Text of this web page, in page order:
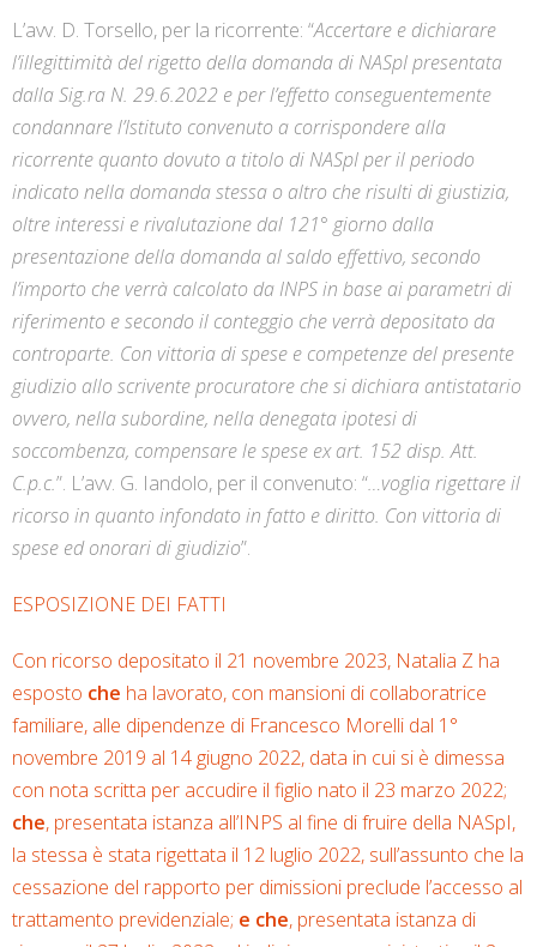
L’avv. D. Torsello, per la ricorrente: “Accertare e dichiarare
l’illegittimità del rigetto della domanda di NASpI presentata
dalla Sig.ra N. 29.6.2022 e per l’effetto conseguentemente
condannare l’Istituto convenuto a corrispondere alla
ricorrente quanto dovuto a titolo di NASpI per il periodo
indicato nella domanda stessa o altro che risulti di giustizia,
oltre interessi e rivalutazione dal 121° giorno dalla
presentazione della domanda al saldo effettivo, secondo
l’importo che verrà calcolato da INPS in base ai parametri di
riferimento e secondo il conteggio che verrà depositato da
controparte. Con vittoria di spese e competenze del presente
giudizio allo scrivente procuratore che si dichiara antistatario
ovvero, nella subordine, nella denegata ipotesi di
soccombenza, compensare le spese ex art. 152 disp. Att.
C.p.c.”. L’avv. G. Iandolo, per il convenuto: “…voglia rigettare il
ricorso in quanto infondato in fatto e diritto. Con vittoria di
spese ed onorari di giudizio”.
ESPOSIZIONE DEI FATTI
Con ricorso depositato il 21 novembre 2023, Natalia Z ha
esposto che ha lavorato, con mansioni di collaboratrice
familiare, alle dipendenze di Francesco Morelli dal 1°
novembre 2019 al 14 giugno 2022, data in cui si è dimessa
con nota scritta per accudire il figlio nato il 23 marzo 2022;
che, presentata istanza all’INPS al fine di fruire della NASpI,
la stessa è stata rigettata il 12 luglio 2022, sull’assunto che la
cessazione del rapporto per dimissioni preclude l’accesso al
trattamento previdenziale; e che, presentata istanza di